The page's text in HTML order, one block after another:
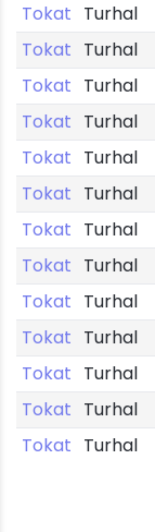
Tokat Turhal
Tokat Turhal
Tokat Turhal
Tokat Turhal
Tokat Turhal
Tokat Turhal
Tokat Turhal
Tokat Turhal
Tokat Turhal
Tokat Turhal
Tokat Turhal
Tokat Turhal
Tokat Turhal